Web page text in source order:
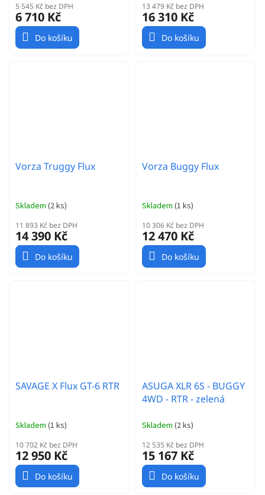
5 545 Kč bez DPH
6 710 Kč
Do košíku
13 479 Kč bez DPH
16 310 Kč
Do košíku
Vorza Truggy Flux
Skladem (2 ks)
11 893 Kč bez DPH
14 390 Kč
Do košíku
Vorza Buggy Flux
Skladem (1 ks)
10 306 Kč bez DPH
12 470 Kč
Do košíku
SAVAGE X Flux GT-6 RTR
Skladem (1 ks)
10 702 Kč bez DPH
12 950 Kč
Do košíku
ASUGA XLR 6S - BUGGY
4WD - RTR - zelená
Skladem (2 ks)
12 535 Kč bez DPH
15 167 Kč
Do košíku